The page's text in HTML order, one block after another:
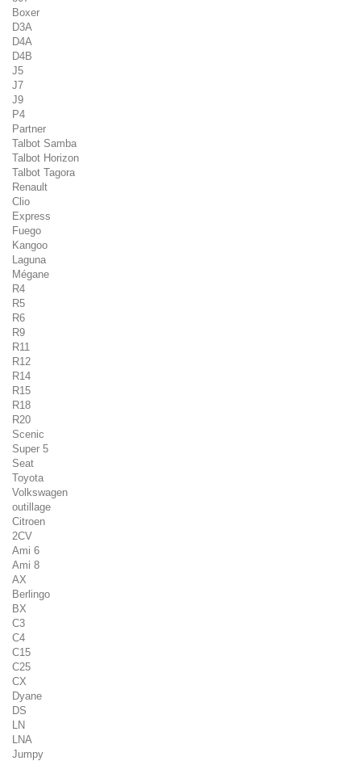
Boxer
D3A
D4A
D4B
J5
J7
J9
P4
Partner
Talbot Samba
Talbot Horizon
Talbot Tagora
Renault
Clio
Express
Fuego
Kangoo
Laguna
Mégane
R4
R5
R6
R9
R11
R12
R14
R15
R18
R20
Scenic
Super 5
Seat
Toyota
Volkswagen
outillage
Citroen
2CV
Ami 6
Ami 8
AX
Berlingo
BX
C3
C4
C15
C25
CX
Dyane
DS
LN
LNA
Jumpy